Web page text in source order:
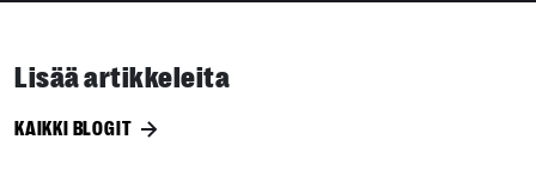
Lisää artikkeleita
KAIKKI BLOGIT